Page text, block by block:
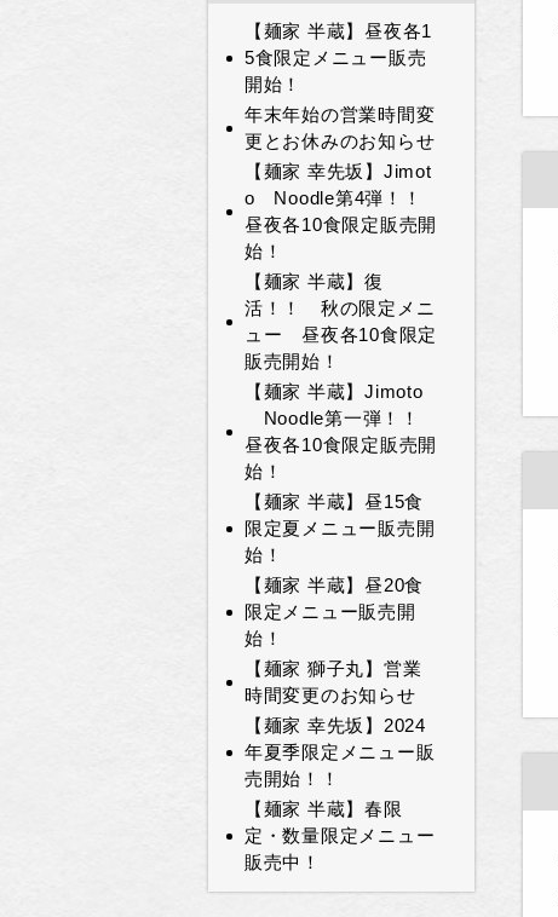
【麺家 半蔵】昼夜各1
5食限定メニュー販売
開始！
年末年始の営業時間変
更とお休みのお知らせ
【麺家 幸先坂】Jimot
o Noodle第4弾！！
昼夜各10食限定販売開
始！
【麺家 半蔵】復
活！！ 秋の限定メニ
ュー 昼夜各10食限定
販売開始！
【麺家 半蔵】Jimoto
Noodle第一弾！！
昼夜各10食限定販売開
始！
【麺家 半蔵】昼15食
限定夏メニュー販売開
始！
【麺家 半蔵】昼20食
限定メニュー販売開
始！
【麺家 獅子丸】営業
時間変更のお知らせ
【麺家 幸先坂】2024
年夏季限定メニュー販
売開始！！
【麺家 半蔵】春限
定・数量限定メニュー
販売中！